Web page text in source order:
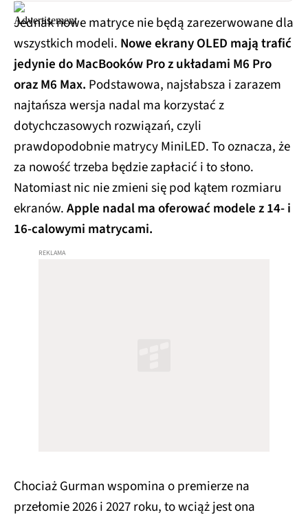
Jednak nowe matryce nie będą zarezerwowane dla
wszystkich modeli. Nowe ekrany OLED mają trafić
jedynie do MacBooków Pro z układami M6 Pro
oraz M6 Max. Podstawowa, najsłabsza i zarazem
najtańsza wersja nadal ma korzystać z
dotychczasowych rozwiązań, czyli
prawdopodobnie matrycy MiniLED. To oznacza, że
za nowość trzeba będzie zapłacić i to słono.
Natomiast nic nie zmieni się pod kątem rozmiaru
ekranów.Apple nadal ma oferować modele z 14- i
16-calowymi matrycami.
Chociaż Gurman wspomina o premierze na
przełomie 2026 i 2027 roku, to wciąż jest ona